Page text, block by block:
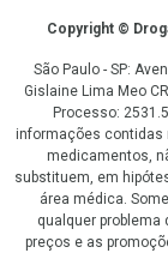
CopyrightCopyright ©
São Paulo - SP:
Gislaine Lima Meo
Processo:
informações contidas
medicamentos,
substituem, em
área médica.
qualquer problema
preços e as